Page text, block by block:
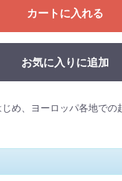
カートに入れる
お気に入りに追加
め、ヨーロッパ各地で